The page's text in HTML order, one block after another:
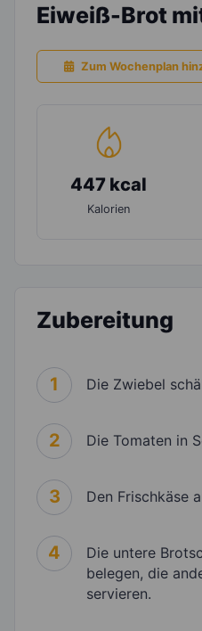
Eiweiß-Brot
Zum Wochenplan
447 kcal
Kalorien
Zubereitung
1 Die Zwiebel
2 Die Tomaten in
3 Den Frischkäse
4
Die untere
belegen, die
servieren.